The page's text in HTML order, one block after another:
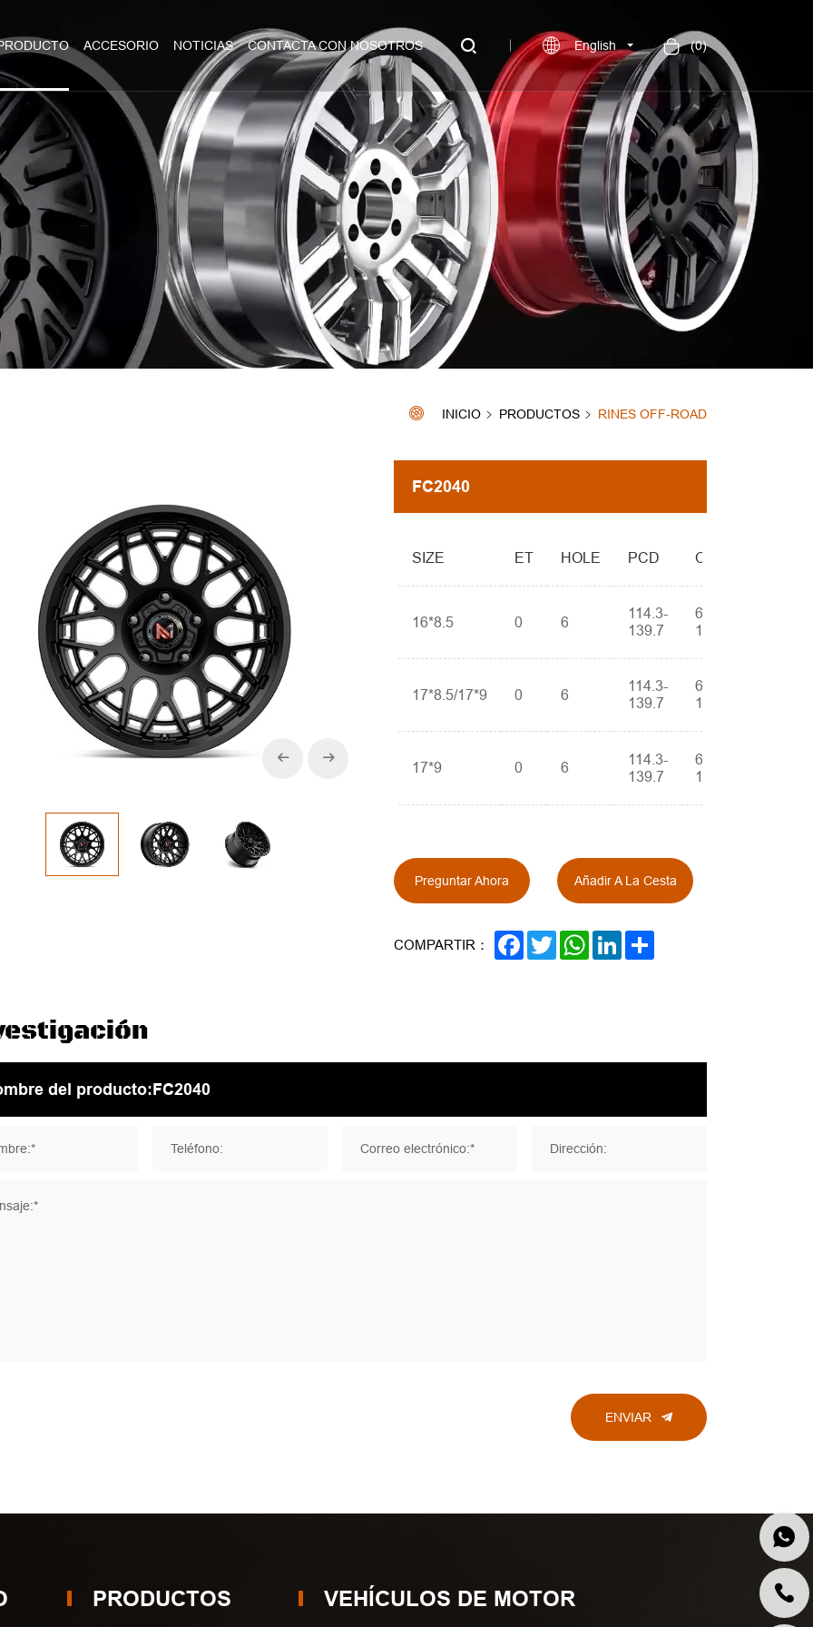
(0)
English
ACCESORIO NOTICIAS CONTACTA CON NOSOTROS
INICIO PRODUCTOS RINES OFF-ROAD
FC2040
SIZE ET HOLE PCD CB
16*8.5 0 6
114.3-
139.7
66.1-
110.5
17*8.5/17*9 0 6
114.3-
139.7
66.1-
110.5
17*9 0 6
114.3-
139.7
66.1-
110.5
Preguntar Ahora Añadir A La Cesta
COMPARTIR： FACEBOOK
TWITTERWHATSAPP
LINKEDIN
Teléfono: Correo electrónico:* Dirección:
ENVIAR
PRODUCTOS VEHÍCULOS DE MOTOR